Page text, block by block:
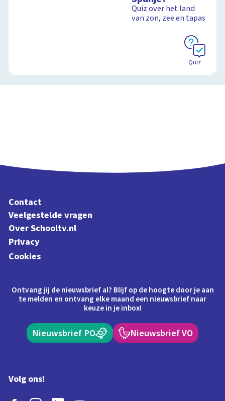
Quiz over het land
van zon, zee en tapas
Quiz
Contact
Veelgestelde vragen
Over Schooltv.nl
Privacy
Cookies
Ontvang jij de nieuwsbrief al? Blijf op de hoogte door je aan
te melden en ontvang elke maand een nieuwsbrief naar
keuze in je inbox!
Nieuwsbrief PO Nieuwsbrief VO
Volg ons!